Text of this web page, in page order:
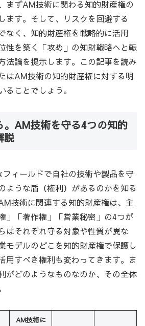
まずAM技術に関わる知的財産権の
ます。そして、リスクを回避する
なく、知的財産権を戦略的に活用
性を築く「攻め」の知財戦略へと転
法論を提示します。この記事を読み
はAM技術の知的財産権に対する明
ることでしょう。
。AM技術を守る4つの知的
説
ィールドで自社の技術や製品を守
ような盾（権利）があるのかを知る
技術に関連する知的財産権は、主
」「著作権」「営業秘密」の4つが
はそれぞれ守る対象や性質が異な
モデルのどこを知的財産権で保護し
用すべき権利も変わってきます。ま
がどのようなものなのか、その全体
AM技術に